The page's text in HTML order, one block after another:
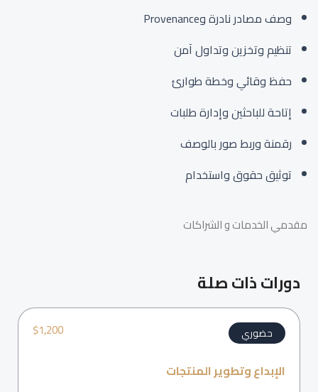
وصف مصادر نادرة وProvenance
تنظيم وتخزين وتداول آمن
حفظ وقائي وخطة طوارئ
إتاحة للباحثين وإدارة طلبات
رقمنة وربط صور بالوصف
توثيق حقوق واستخدام
مقدمي الخدمات و الشراكات
دورات ذات صلة
$1,200 حضوري
الإبداع وتطوير المنتجات